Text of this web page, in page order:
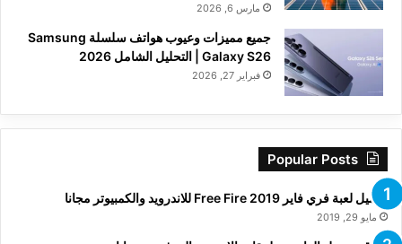
مارس 6, 2026
جميع مميزات وعيوب هواتف سلسلة Samsung
Galaxy S26 | التحليل الشامل 2026
فبراير 27, 2026
Popular Posts
تحميل لعبة فري فاير Free Fire 2019 للاندرويد والكمبيوتر مجانا
مايو 29, 2019